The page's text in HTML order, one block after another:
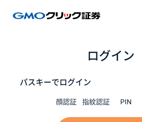
ログイン
パスキーでログイン
顔認証 指紋認証 PIN